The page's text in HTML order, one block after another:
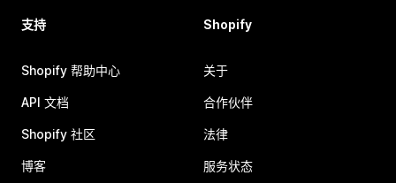
支持
Shopify 帮助中心
API 文档
Shopify 社区
博客
Shopify
关于
合作伙伴
法律
服务状态